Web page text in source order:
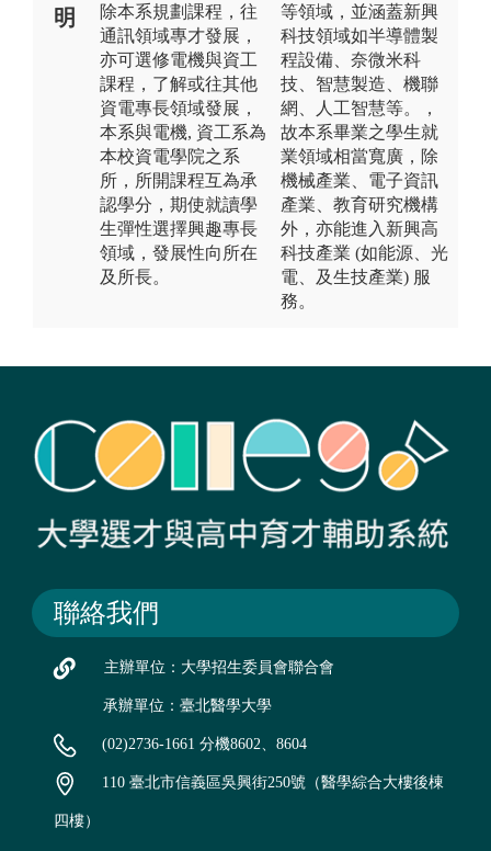
明
除本系規劃課程，往
通訊領域專才發展，
亦可選修電機與資工
課程，了解或往其他
資電專長領域發展，
本系與電機, 資工系為
本校資電學院之系
所，所開課程互為承
認學分，期使就讀學
生彈性選擇興趣專長
領域，發展性向所在
及所長。
等領域，並涵蓋新興
科技領域如半導體製
程設備、奈微米科
技、智慧製造、機聯
網、人工智慧等。，
故本系畢業之學生就
業領域相當寬廣，除
機械產業、電子資訊
產業、教育研究機構
外，亦能進入新興高
科技產業 (如能源、光
電、及生技產業) 服
務。
聯絡我們
主辦單位：大學招生委員會聯合會
承辦單位：臺北醫學大學
(02)2736-1661 分機8602、8604
110 臺北市信義區吳興街250號（醫學綜合大樓後棟
四樓）